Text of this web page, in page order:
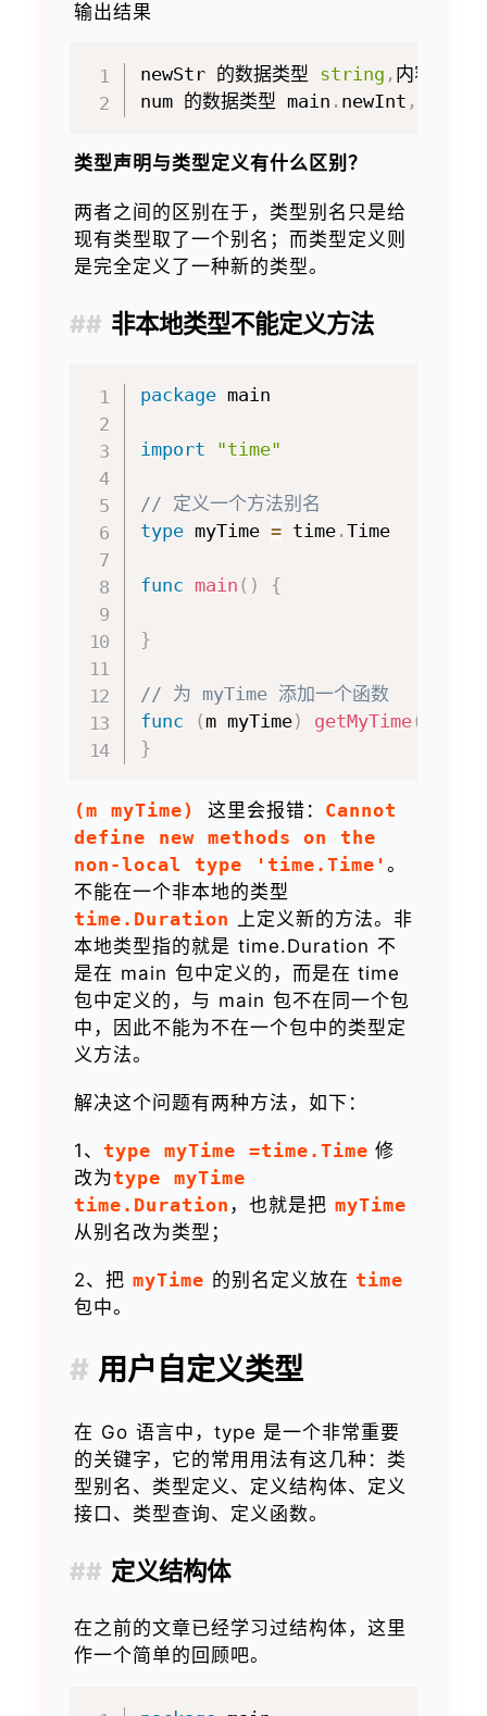
输出结果
newStr 的数据类型 string , 内容是 王
num 的数据类型 main . newInt ,
类型声明与类型定义有什么区别？
两者之间的区别在于，类型别名只是给
现有类型取了一个别名；而类型定义则
是完全定义了一种新的类型。
非本地类型不能定义方法
package main
import "time"
// 定义一个方法别名
type myTime = time. Time
func main ( ) {
}
// 为 myTime 添加一个函数
func
( m myTime) getMyTime(
}
(m myTime) 这里会报错： Cannot
define new methods on the
non-local type 'time.Time' 。
不能在一个非本地的类型
time.Duration 上定义新的方法。非
本地类型指的就是 time.Duration 不
是在 main 包中定义的，而是在 time
包中定义的，与 main 包不在同一个包
中，因此不能为不在一个包中的类型定
义方法。
解决这个问题有两种方法，如下：
1、 type myTime =time.Time 修
改为type myTime
time.Duration ，也就是把 myTime
从别名改为类型；
2、把 myTime 的别名定义放在 time
包中。
用户自定义类型
在 Go 语言中，type 是一个非常重要
的关键字，它的常用用法有这几种：类
型别名、类型定义、定义结构体、定义
接口、类型查询、定义函数。
定义结构体
在之前的文章已经学习过结构体，这里
作一个简单的回顾吧。